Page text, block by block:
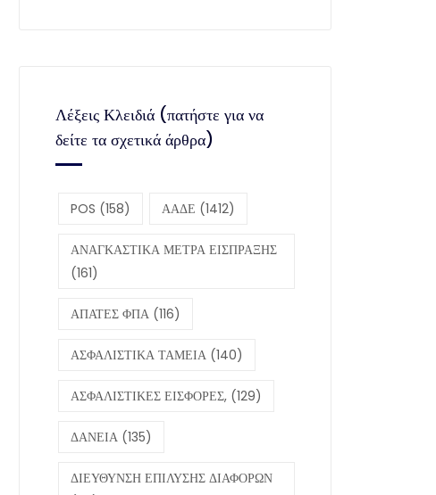
Λέξεις Κλειδιά (πατήστε για να
δείτε τα σχετικά άρθρα)
POS (158) ΑΑΔΕ (1412)
ΑΝΑΓΚΑΣΤΙΚΑ ΜΕΤΡΑ ΕΙΣΠΡΑΞΗΣ
(161)
ΑΠΑΤΕΣ ΦΠΑ (116)
ΑΣΦΑΛΙΣΤΙΚΑ ΤΑΜΕΙΑ (140)
ΑΣΦΑΛΙΣΤΙΚΕΣ ΕΙΣΦΟΡΕΣ, (129)
ΔΑΝΕΙΑ (135)
ΔΙΕΥΘΥΝΣΗ ΕΠΙΛΥΣΗΣ ΔΙΑΦΟΡΩΝ